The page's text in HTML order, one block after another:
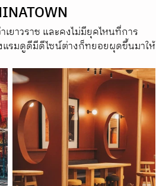
ยาวราช และคงไม่มียุคไหนที่การ
งแรมดูดีมีดีไซน์ต่างก็ทยอยผุดขึ้นมาให้